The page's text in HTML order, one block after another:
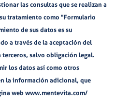
las consultas que se realizan a
tratamiento como "Formulario
de sus datos es su
a través de la aceptación del
terceros, salvo obligación legal.
los datos así como otros
la información adicional, que
web www.mentevita.com/